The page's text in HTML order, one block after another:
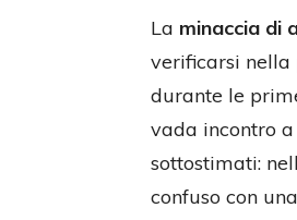
La minaccia di
verificarsi
durante le
vada incontro a
sottostimati:
confuso con